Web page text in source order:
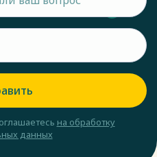
на обработку
данных